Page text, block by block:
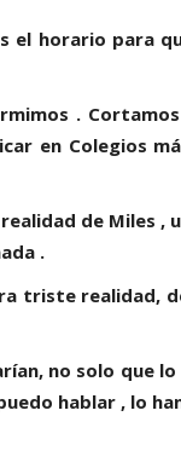
horario para
.
en Colegios
de Miles ,
.
triste realidad,
no solo que
hablar , lo